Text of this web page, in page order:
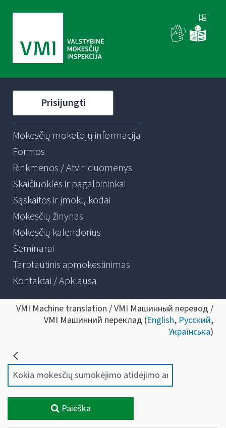
Prisijungti
Mokesčių mokėtojų informacija
Formos
Rinkmenos / Atviri duomenys
Skaičiuoklės ir pagalbininkai
Sąskaitos ir įmokų kodai
Mokesčių žinynas
Mokesčių kalendorius
Seminarai
Tarptautinis apmokestinimas
Kontaktai / Apklausa
VMI Machine translation / VMI Машинный перевод /
VMI Машинний переклад (English, Русский,
Українська)
Paieška